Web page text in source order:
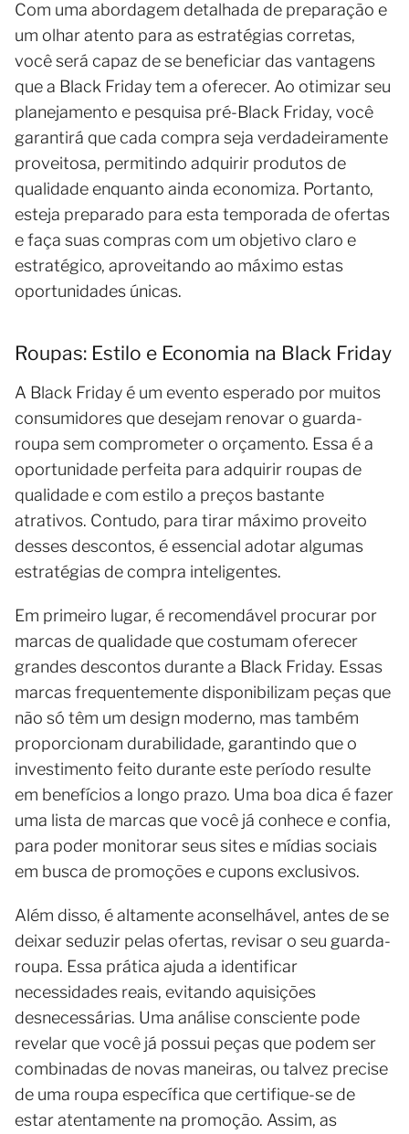
Com uma abordagem detalhada de preparação e
um olhar atento para as estratégias corretas,
você será capaz de se beneficiar das vantagens
que a Black Friday tem a oferecer. Ao otimizar seu
planejamento e pesquisa pré-Black Friday, você
garantirá que cada compra seja verdadeiramente
proveitosa, permitindo adquirir produtos de
qualidade enquanto ainda economiza. Portanto,
esteja preparado para esta temporada de ofertas
e faça suas compras com um objetivo claro e
estratégico, aproveitando ao máximo estas
oportunidades únicas.
Roupas: Estilo e Economia na Black Friday
A Black Friday é um evento esperado por muitos
consumidores que desejam renovar o guarda-
roupa sem comprometer o orçamento. Essa é a
oportunidade perfeita para adquirir roupas de
qualidade e com estilo a preços bastante
atrativos. Contudo, para tirar máximo proveito
desses descontos, é essencial adotar algumas
estratégias de compra inteligentes.
Em primeiro lugar, é recomendável procurar por
marcas de qualidade que costumam oferecer
grandes descontos durante a Black Friday. Essas
marcas frequentemente disponibilizam peças que
não só têm um design moderno, mas também
proporcionam durabilidade, garantindo que o
investimento feito durante este período resulte
em benefícios a longo prazo. Uma boa dica é fazer
uma lista de marcas que você já conhece e confia,
para poder monitorar seus sites e mídias sociais
em busca de promoções e cupons exclusivos.
Além disso, é altamente aconselhável, antes de se
deixar seduzir pelas ofertas, revisar o seu guarda-
roupa. Essa prática ajuda a identificar
necessidades reais, evitando aquisições
desnecessárias. Uma análise consciente pode
revelar que você já possui peças que podem ser
combinadas de novas maneiras, ou talvez precise
de uma roupa específica que certifique-se de
estar atentamente na promoção. Assim, as